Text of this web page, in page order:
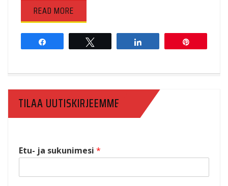
READ MORE
TILAA UUTISKIRJEEMME
Etu- ja sukunimesi *